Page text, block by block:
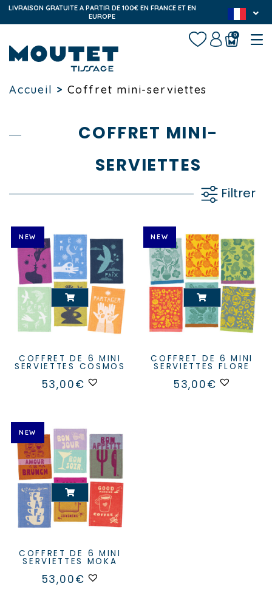
LIVRAISON GRATUITE A PARTIR DE 100€ EN FRANCE ET EN
EUROPE
0
Accueil > Coffret mini-serviettes
COFFRET MINI-
SERVIETTES
Filtrer
NEW
COFFRET DE 6 MINI
SERVIETTES COSMOS
53,00€
NEW
COFFRET DE 6 MINI
SERVIETTES FLORE
53,00€
NEW
COFFRET DE 6 MINI
SERVIETTES MOKA
53,00€